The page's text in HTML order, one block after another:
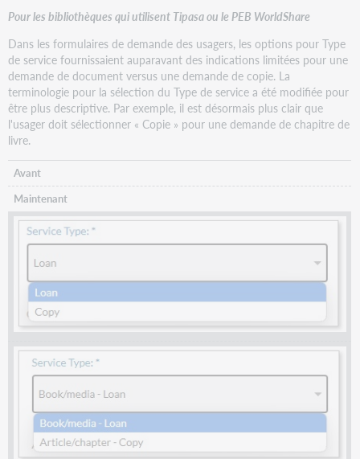
Pour les bibliothèques qui utilisent Tipasa ou le PEB WorldShare
Dans les formulaires de demande des usagers, les options pour Type
de service fournissaient auparavant des indications limitées pour une
demande de document versus une demande de copie. La
terminologie pour la sélection du Type de service a été modifiée pour
être plus descriptive. Par exemple, il est désormais plus clair que
l'usager doit sélectionner « Copie » pour une demande de chapitre de
livre.
Avant
Maintenant